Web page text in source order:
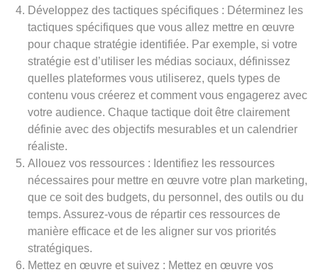
Développez des tactiques spécifiques : Déterminez les
tactiques spécifiques que vous allez mettre en œuvre
pour chaque stratégie identifiée. Par exemple, si votre
stratégie est d’utiliser les médias sociaux, définissez
quelles plateformes vous utiliserez, quels types de
contenu vous créerez et comment vous engagerez avec
votre audience. Chaque tactique doit être clairement
définie avec des objectifs mesurables et un calendrier
réaliste.
Allouez vos ressources : Identifiez les ressources
nécessaires pour mettre en œuvre votre plan marketing,
que ce soit des budgets, du personnel, des outils ou du
temps. Assurez-vous de répartir ces ressources de
manière efficace et de les aligner sur vos priorités
stratégiques.
Mettez en œuvre et suivez : Mettez en œuvre vos